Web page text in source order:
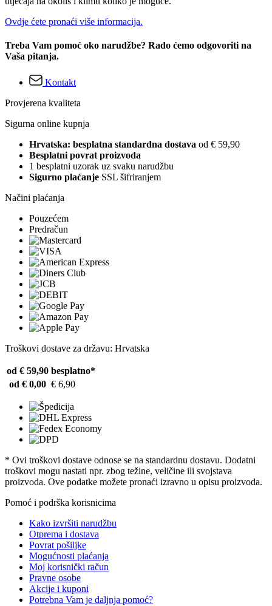
Ovdje ćete pronaći više informacija.
Treba Vam pomoć oko narudžbe? Rado ćemo odgovoriti na
Vaša pitanja.
Kontakt
Provjerena kvaliteta
Sigurna online kupnja
Hrvatska: besplatna standardna dostava od € 59,90
Besplatni povrat proizvoda
1 besplatni uzorak uz svaku narudžbu
Sigurno plaćanje SSL šifriranjem
Načini plaćanja
Pouzećem
Predračun
Troškovi dostave za državu: Hrvatska
od € 59,90 besplatno*
od € 0,00 € 6,90
* Ovi troškovi dostave odnose se na standardnu ​​dostavu. Dodatni
troškovi mogu nastati npr. zbog težine, veličine ili svojstava
proizvoda. Ove podatke možete pronaći izravno u opisu proizvoda.
Pomoć i podrška korisnicima
Kako izvršiti narudžbu
Otprema i dostava
Povrat pošiljke
Mogućnosti plaćanja
Moj korisnički račun
Pravne osobe
Akcije i kuponi
Potrebna Vam je daljnja pomoć?